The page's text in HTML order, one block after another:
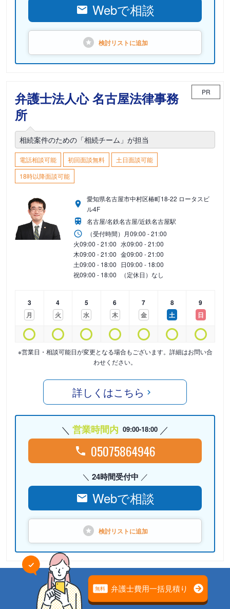
Webで相談
検討リストに追加
弁護士法人心 名古屋法律事務
所
PR
相続案件のための「相続チーム」が担当
電話相談可能 初回面談無料
土日面談可能
18時以降面談可能
愛知県名古屋市中村区椿町18-22 ロータスビ
ル4F
名古屋/名鉄名古屋/近鉄名古屋駅
（受付時間） 月09:00 - 21:00
火09:00 - 21:00 水09:00 - 21:00
木09:00 - 21:00 金09:00 - 21:00
土09:00 - 18:00 日09:00 - 18:00
祝09:00 - 18:00 （定休日）なし
3
月
4
火
5
水
6
木
7
金
8
土
9
日
※営業日・相談可能日が変更となる場合もございます。詳細はお問い合
わせください。
詳しくはこちら
営業時間内 09:00-18:00
05075864946
24時間受付中
Webで相談
検討リストに追加
弁護士法人心（本部） PR